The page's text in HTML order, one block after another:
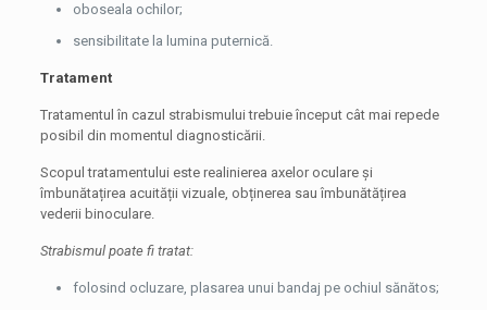
oboseala ochilor;
sensibilitate la lumina puternică.
Tratament
Tratamentul în cazul strabismului trebuie început cât mai repede
posibil din momentul diagnosticării.
Scopul tratamentului este realinierea axelor oculare și
îmbunătațirea acuității vizuale, obținerea sau îmbunătățirea
vederii binoculare.
Strabismul poate fi tratat:
folosind ocluzare, plasarea unui bandaj pe ochiul sănătos;